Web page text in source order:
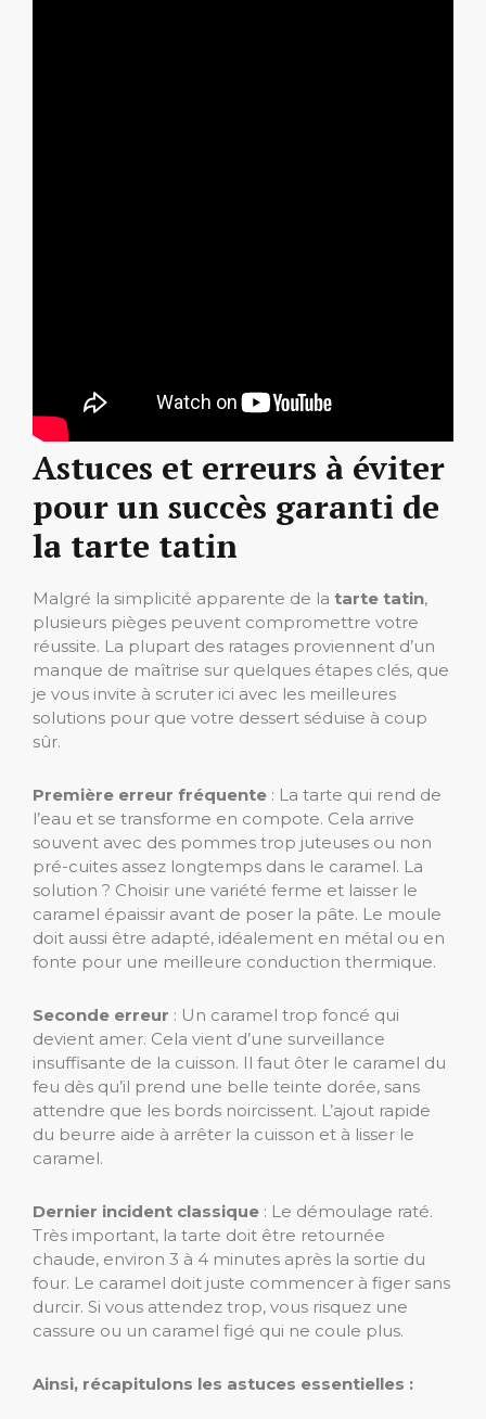
Astuces et erreurs à éviter
pour un succès garanti de
la tarte tatin
Malgré la simplicité apparente de la tarte tatin,
plusieurs pièges peuvent compromettre votre
réussite. La plupart des ratages proviennent d’un
manque de maîtrise sur quelques étapes clés, que
je vous invite à scruter ici avec les meilleures
solutions pour que votre dessert séduise à coup
sûr.
Première erreur fréquente : La tarte qui rend de
l’eau et se transforme en compote. Cela arrive
souvent avec des pommes trop juteuses ou non
pré-cuites assez longtemps dans le caramel. La
solution ? Choisir une variété ferme et laisser le
caramel épaissir avant de poser la pâte. Le moule
doit aussi être adapté, idéalement en métal ou en
fonte pour une meilleure conduction thermique.
Seconde erreur : Un caramel trop foncé qui
devient amer. Cela vient d’une surveillance
insuffisante de la cuisson. Il faut ôter le caramel du
feu dès qu’il prend une belle teinte dorée, sans
attendre que les bords noircissent. L’ajout rapide
du beurre aide à arrêter la cuisson et à lisser le
caramel.
Dernier incident classique : Le démoulage raté.
Très important, la tarte doit être retournée
chaude, environ 3 à 4 minutes après la sortie du
four. Le caramel doit juste commencer à figer sans
durcir. Si vous attendez trop, vous risquez une
cassure ou un caramel figé qui ne coule plus.
Ainsi, récapitulons les astuces essentielles :